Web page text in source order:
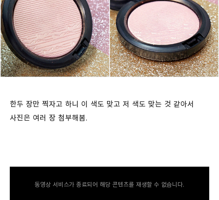
한두 장만 찍자고 하니 이 색도 맞고 저 색도 맞는 것 같아서
사진은 여러 장 첨부해봄.
동영상 서비스가 종료되어 해당 콘텐츠를 재생할 수 없습니다.